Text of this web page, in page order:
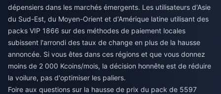
dépensiers dans les marchés émergents. Les utilisateurs d'Asie
du Sud-Est, du Moyen-Orient et d'Amérique latine utilisant des
packs VIP 1866 sur des méthodes de paiement locales
subissent l'arrondi des taux de change en plus de la hausse
annoncée. Si vous êtes dans ces régions et que vous donnez
moins de 2 000 Kcoins/mois, la décision honnête est de réduire
la voilure, pas d'optimiser les paliers.
Foire aux questions sur la hausse de prix du pack de 5597